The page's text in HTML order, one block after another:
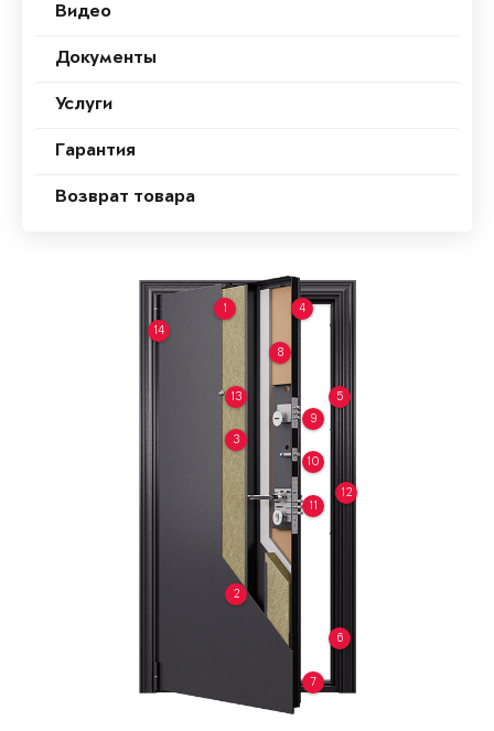
Видео
Документы
Услуги
Гарантия
Возврат товара
1
2
3
4
5
6
7
8
9
10
11
12
13
14